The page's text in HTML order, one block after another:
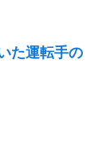
た運転手の